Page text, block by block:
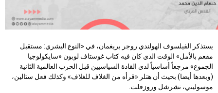
يستذكر الفيلسوف الهولندي روجر بريغمان، في «النوع البشري: مستقبل
مفعم بالأمل» الوقت الذي كان فيه كتاب غوستاف لوبون «سايكولوجيا
الجموع» مرجعاً أساسياً لدى القادة السياسيين قبل الحرب العالمية الثانية
(وبعدها أيضا) بحيث أن هتلر «قرأه من الغلاف للغلاف» وكذلك فعل ستالين،
موسوليني، تشرشل وروزفلت.